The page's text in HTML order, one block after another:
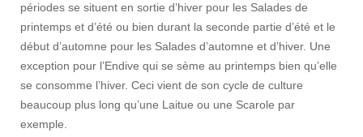
périodes se situent en sortie d’hiver pour les Salades de
printemps et d’été ou bien durant la seconde partie d’été et le
début d’automne pour les Salades d’automne et d’hiver. Une
exception pour l’Endive qui se sème au printemps bien qu’elle
se consomme l’hiver. Ceci vient de son cycle de culture
beaucoup plus long qu’une Laitue ou une Scarole par
exemple.